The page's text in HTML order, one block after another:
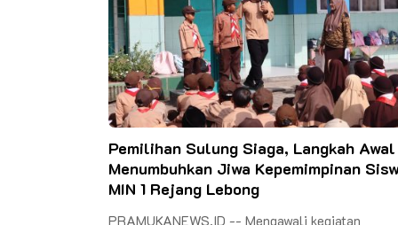
Pemilihan Sulung Siaga, Langkah Awal
Menumbuhkan Jiwa Kepemimpinan
MIN 1 Rejang Lebong
PRAMUKANEWS.ID -- Mengawali kegiatan